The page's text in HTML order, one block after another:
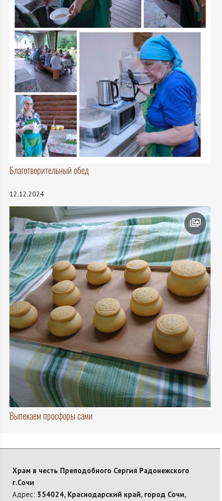
Благотворительный обед
12.12.2024
Выпекаем просфоры сами
Храм в честь Преподобного Сергия Радонежского
г.Сочи
Адрес: 354024, Краснодарский край, город Сочи,